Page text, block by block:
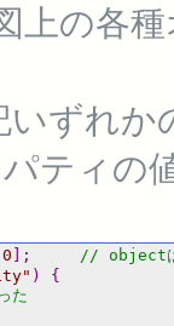
上の各
いずれ
ティの
0 ];
// objectは
)
{
た